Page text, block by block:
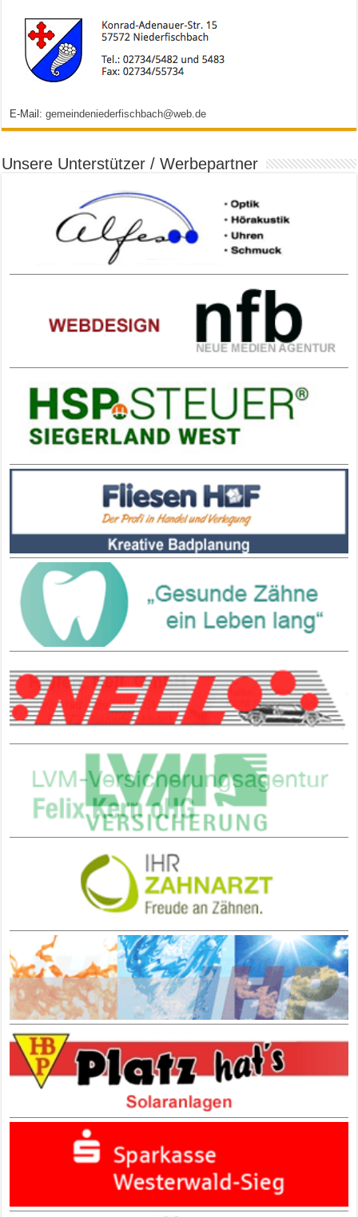
E-Mail:gemeindeniederfischbach@web.de
Unsere Unterstützer / Werbepartner